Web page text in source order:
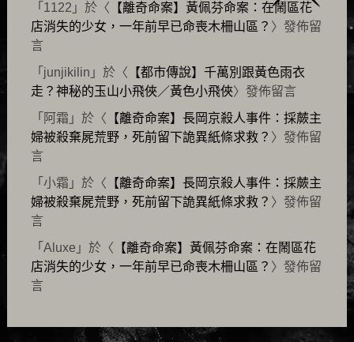
「 1122 」於〈 【離奇命案】黃佩芬命案：在鬧區花
店消失的少女，一年前早已命喪木柵山區？ 〉發佈留
言
「 junjikilin 」於〈 【都市傳說】千萬別跟黃色雨衣
走？神秘的玉山小飛俠／黃色小飛俠〉發佈留言
「 阿霜 」於〈 【離奇命案】長岡京殺人事件：採蕨主
婦被殺棄屍荒野，死前留下詭異紙條求救？ 〉發佈留
言
「 小霜 」於〈 【離奇命案】長岡京殺人事件：採蕨主
婦被殺棄屍荒野，死前留下詭異紙條求救？ 〉發佈留
言
「 Aluxe 」於〈 【離奇命案】黃佩芬命案：在鬧區花
店消失的少女，一年前早已命喪木柵山區？ 〉發佈留
言